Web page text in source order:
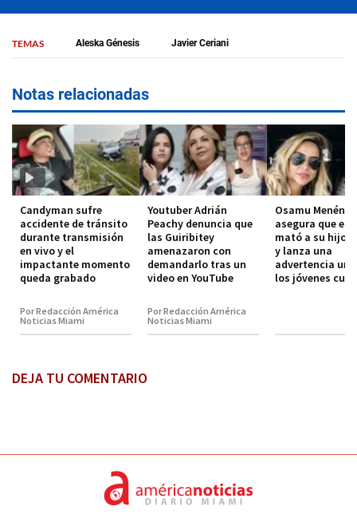
TEMAS Aleska Génesis Javier Ceriani
Notas relacionadas
Candyman sufre
accidente de tránsito
durante transmisión
en vivo y el
impactante momento
queda grabado
Por Redacción América
Noticias Miami
Youtuber Adrián
Peachy denuncia que
las Guiribitey
amenazaron con
demandarlo tras un
video en YouTube
Por Redacción América
Noticias Miami
Osamu
asegura que el
mató a su hijo
y lanza una
advertencia
los jóvenes
DEJA TU COMENTARIO